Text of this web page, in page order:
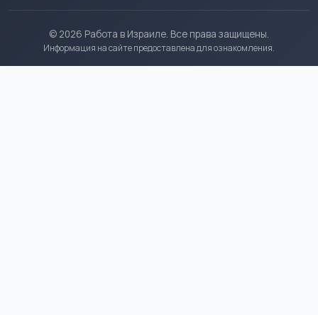
© 2026 Работа в Израиле. Все права защищены.
Информация на сайте предоставлена для ознакомления.